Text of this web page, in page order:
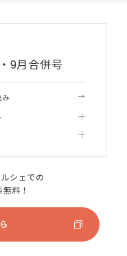
9月合併号
み
シェでの
料！